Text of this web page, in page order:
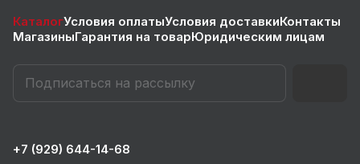
КаталогУсловия оплатыУсловия доставкиКонтакты
МагазиныГарантия на товарЮридическим лицам
+7 (929) 644-14-68